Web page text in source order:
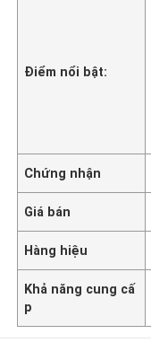
Điểm nổi bật:
Chứng nhận
Giá bán
Hàng hiệu
Khả năng cung cấ
p